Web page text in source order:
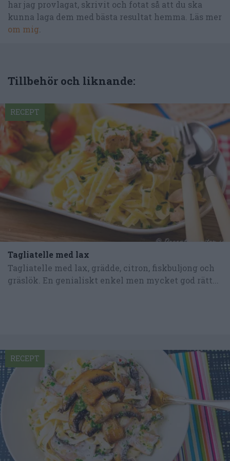
har jag provlagat, skrivit och fotat så att du ska
kunna laga dem med bästa resultat hemma. Läs mer
om mig
Tillbehör och liknande:
Tagliatelle med lax
Tagliatelle med lax, grädde, citron, fiskbuljong och
gräslök. En genialiskt enkel men mycket god rätt...
RECEPT
RECEPT